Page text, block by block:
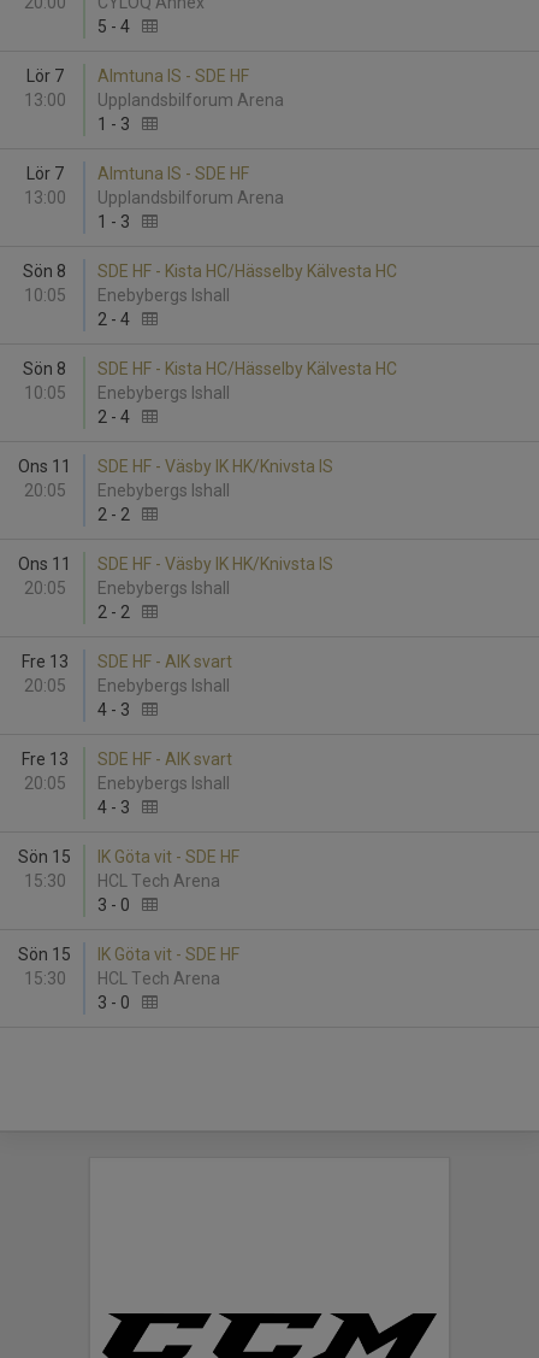
5 - 4
Lör 7
13:00
Almtuna IS - SDE HF
Upplandsbilforum Arena
1 - 3
Lör 7
13:00
Almtuna IS - SDE HF
Upplandsbilforum Arena
1 - 3
Sön 8
10:05
SDE HF - Kista HC/Hässelby Kälvesta HC
Enebybergs Ishall
2 - 4
Sön 8
10:05
SDE HF - Kista HC/Hässelby Kälvesta HC
Enebybergs Ishall
2 - 4
Ons 11
20:05
SDE HF - Väsby IK HK/Knivsta IS
Enebybergs Ishall
2 - 2
Ons 11
20:05
SDE HF - Väsby IK HK/Knivsta IS
Enebybergs Ishall
2 - 2
Fre 13
20:05
SDE HF - AIK svart
Enebybergs Ishall
4 - 3
Fre 13
20:05
SDE HF - AIK svart
Enebybergs Ishall
4 - 3
Sön 15
15:30
IK Göta vit - SDE HF
HCL Tech Arena
3 - 0
Sön 15
15:30
IK Göta vit - SDE HF
HCL Tech Arena
3 - 0